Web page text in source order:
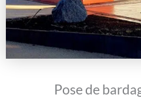
Pose de